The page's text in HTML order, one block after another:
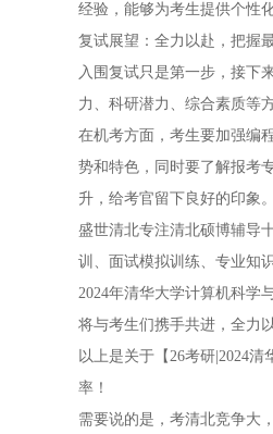
经验，能够为考生提供个性
复试展望：全力以赴，把握
入围复试只是第一步，接下
力、科研潜力、综合素质等
在机考方面，考生要加强编
势和特色，同时要了解报考
升，给考官留下良好的印象。
盛世清北专注清北硕博辅导
训、面试模拟训练、专业知
2024年清华大学计算机科学
将与考生们携手共进，全力
以上是关于【26考研|2024
率！
需要说的是，考清北竞争大